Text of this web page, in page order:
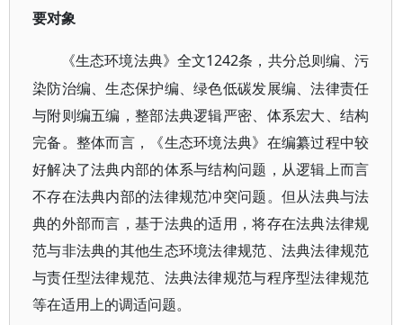
要对象
《生态环境法典》全文1242条，共分总则编、污
染防治编、生态保护编、绿色低碳发展编、法律责任
与附则编五编，整部法典逻辑严密、体系宏大、结构
完备。整体而言，《生态环境法典》在编纂过程中较
好解决了法典内部的体系与结构问题，从逻辑上而言
不存在法典内部的法律规范冲突问题。但从法典与法
典的外部而言，基于法典的适用，将存在法典法律规
范与非法典的其他生态环境法律规范、法典法律规范
与责任型法律规范、法典法律规范与程序型法律规范
等在适用上的调适问题。